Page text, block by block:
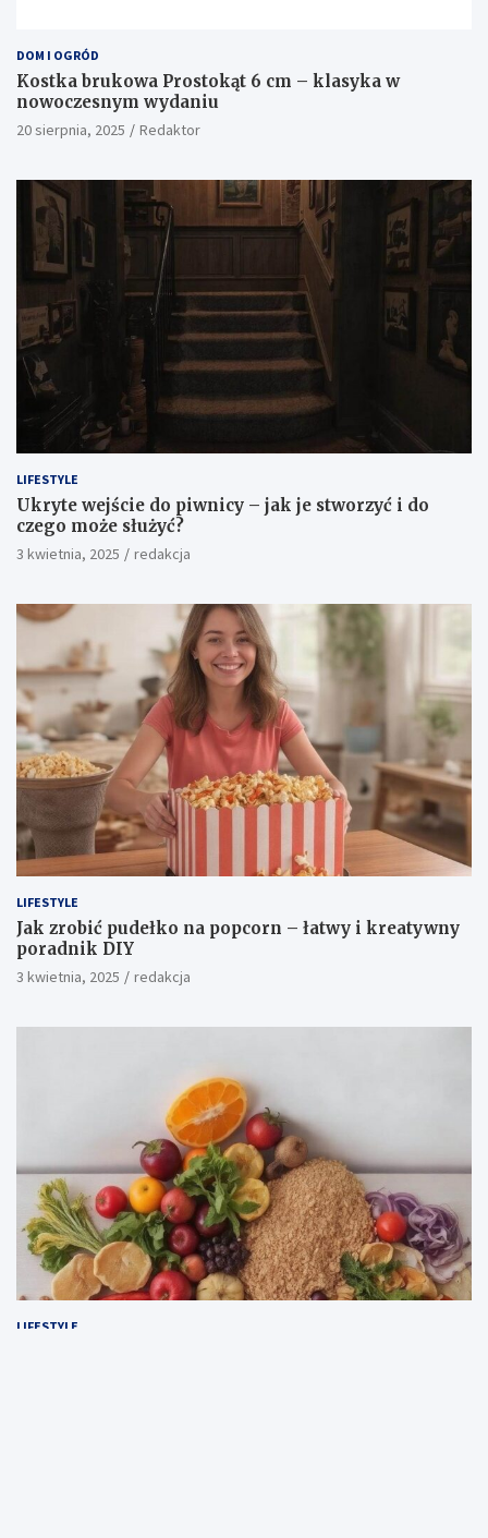
DOM I OGRÓD
Kostka brukowa Prostokąt 6 cm – klasyka w
nowoczesnym wydaniu
20 sierpnia, 2025 Redaktor
LIFESTYLE
Ukryte wejście do piwnicy – jak je stworzyć i do
czego może służyć?
3 kwietnia, 2025 redakcja
LIFESTYLE
Jak zrobić pudełko na popcorn – łatwy i kreatywny
poradnik DIY
3 kwietnia, 2025 redakcja
LIFESTYLE